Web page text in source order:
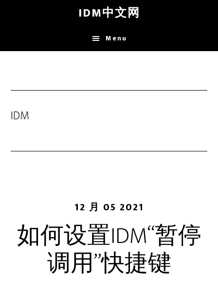
content
IDM中文网
Menu
IDM
12 月 05 2021
如何设置IDM“暂停
调用”快捷键